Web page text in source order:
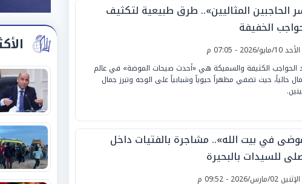
الحاجبين المثاليين».. طرق طبيعية لتكثيف
الخفيفة
الأحد 10/مايو/2026 - 07:05 م
الحواجب الكثيفة والسميكة هي «أحدث صيحات الموضة» في عالم
حالياً، حيث تضفي مظهراً حيوياً وشبابياً على الوجه وتبرز جمال
في بيت الله».. مشاجرة بالفتيات داخل
للسيدات بالبحيرة
الإثنين 02/مارس/2026 - 09:52 م